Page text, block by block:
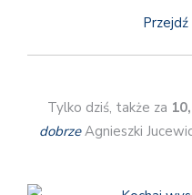
Tylko dziś, także za
dobrze Agnieszki